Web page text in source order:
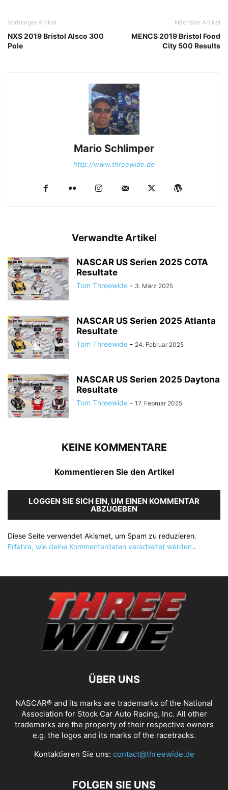
Vorheriger Artikel
NXS 2019 Bristol Alsco 300
Pole
Nächster Artikel
MENCS 2019 Bristol Food
City 500 Results
Mario Schlimper
http://www.threewide.de
Verwandte Artikel
NASCAR US Serien 2025 COTA
Resultate
Tom Threewide - 3. März 2025
NASCAR US Serien 2025 Atlanta
Resultate
Tom Threewide - 24. Februar 2025
NASCAR US Serien 2025 Daytona
Resultate
Tom Threewide - 17. Februar 2025
KEINE KOMMENTARE
Kommentieren Sie den Artikel
LOGGEN SIE SICH EIN, UM EINEN KOMMENTAR
ABZUGEBEN
Diese Seite verwendet Akismet, um Spam zu reduzieren.
Erfahre, wie deine Kommentardaten verarbeitet werden..
ÜBER UNS
NASCAR® and its marks are trademarks of the National
Association for Stock Car Auto Racing, Inc. All other
trademarks are the property of their respective owners
e.g. the logos and its marks of the racetracks.
Kontaktieren Sie uns: contact@threewide.de
FOLGEN SIE UNS